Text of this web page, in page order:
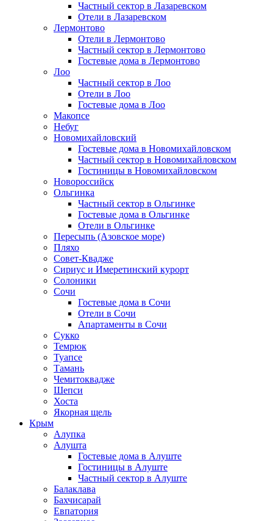
Частный сектор в Лазаревском
Отели в Лазаревском
Лермонтово
Отели в Лермонтово
Частный сектор в Лермонтово
Гостевые дома в Лермонтово
Лоо
Частный сектор в Лоо
Отели в Лоо
Гостевые дома в Лоо
Макопсе
Небуг
Новомихайловский
Гостевые дома в Новомихайловском
Частный сектор в Новомихайловском
Гостиницы в Новомихайловском
Новороссийск
Ольгинка
Частный сектор в Ольгинке
Гостевые дома в Ольгинке
Отели в Ольгинке
Пересыпь (Азовское море)
Пляхо
Совет-Квадже
Сириус и Имеретинский курорт
Солоники
Сочи
Гостевые дома в Сочи
Отели в Сочи
Апартаменты в Сочи
Сукко
Темрюк
Туапсе
Тамань
Чемитоквадже
Шепси
Хоста
Якорная щель
Крым
Алупка
Алушта
Гостевые дома в Алуште
Гостиницы в Алуште
Частный сектор в Алуште
Балаклава
Бахчисарай
Евпатория